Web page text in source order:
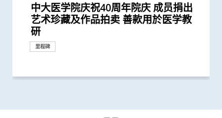
中大医学院庆祝40周年院庆 成员捐出
艺术珍藏及作品拍卖 善款用於医学教
研
里程碑
中大医学院庆祝成立40周年 「传」承
医术医德 创「新」医学科研 「全心」
关顾病患
里程碑
中大医学院35周年院庆晚宴 云集千多
位各界友好 承先启后回馈社会
里程碑